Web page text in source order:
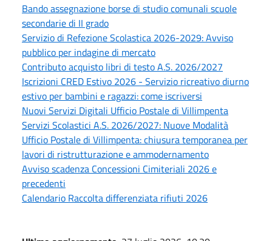
Bando assegnazione borse di studio comunali scuole
secondarie di II grado
Servizio di Refezione Scolastica 2026-2029: Avviso
pubblico per indagine di mercato
Contributo acquisto libri di testo A.S. 2026/2027
Iscrizioni CRED Estivo 2026 - Servizio ricreativo diurno
estivo per bambini e ragazzi: come iscriversi
Nuovi Servizi Digitali Ufficio Postale di Villimpenta
Servizi Scolastici A.S. 2026/2027: Nuove Modalità
Ufficio Postale di Villimpenta: chiusura temporanea per
lavori di ristrutturazione e ammodernamento
Avviso scadenza Concessioni Cimiteriali 2026 e
precedenti
Calendario Raccolta differenziata rifiuti 2026